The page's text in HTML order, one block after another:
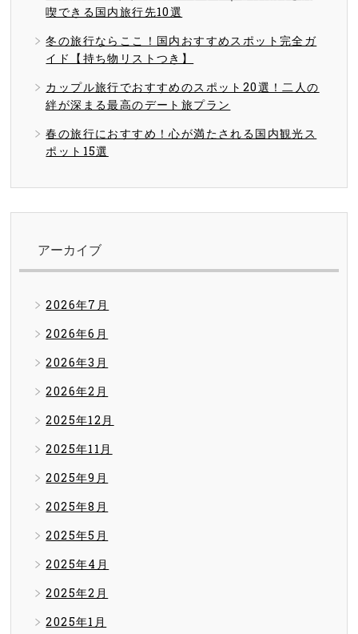
喫できる国内旅行先10選
冬の旅行ならここ！国内おすすめスポット完全ガ
イド【持ち物リストつき】
カップル旅行でおすすめのスポット20選！二人の
絆が深まる最高のデート旅プラン
春の旅行におすすめ！心が満たされる国内観光ス
ポット15選
アーカイブ
2026年7月
2026年6月
2026年3月
2026年2月
2025年12月
2025年11月
2025年9月
2025年8月
2025年5月
2025年4月
2025年2月
2025年1月